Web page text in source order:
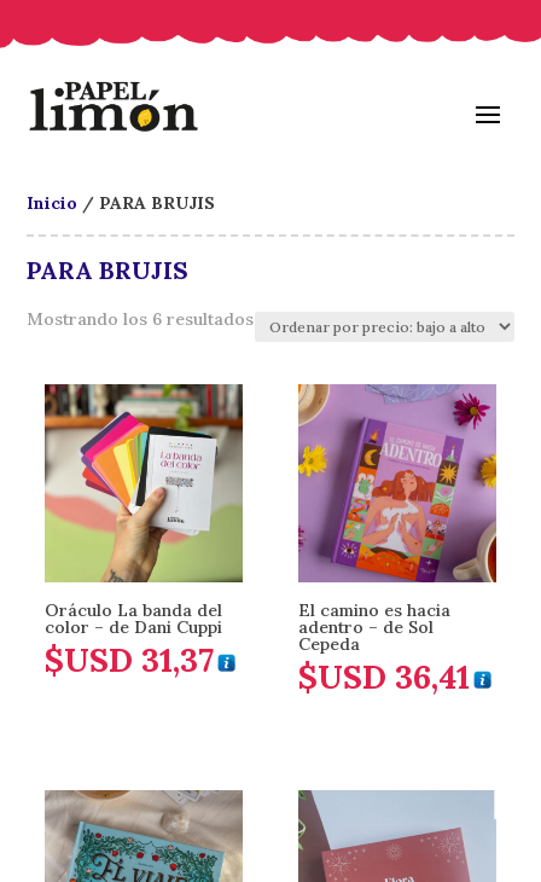
Inicio / PARA BRUJIS
PARA BRUJIS
Mostrando los 6 resultadosOrdenado
Oráculo La banda del
color – de Dani Cuppi
$USD 31,37
El camino es hacia
adentro – de Sol
Cepeda
$USD 36,41